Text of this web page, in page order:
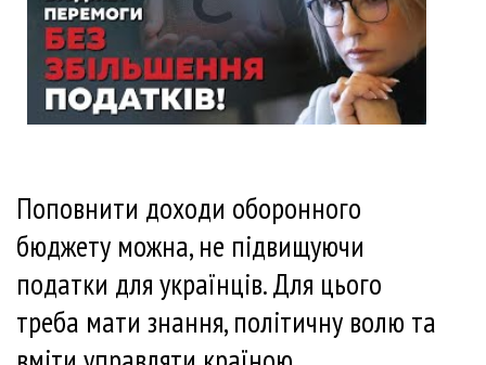
Поповнити доходи оборонного
бюджету можна, не підвищуючи
податки для українців. Для цього
треба мати знання, політичну волю та